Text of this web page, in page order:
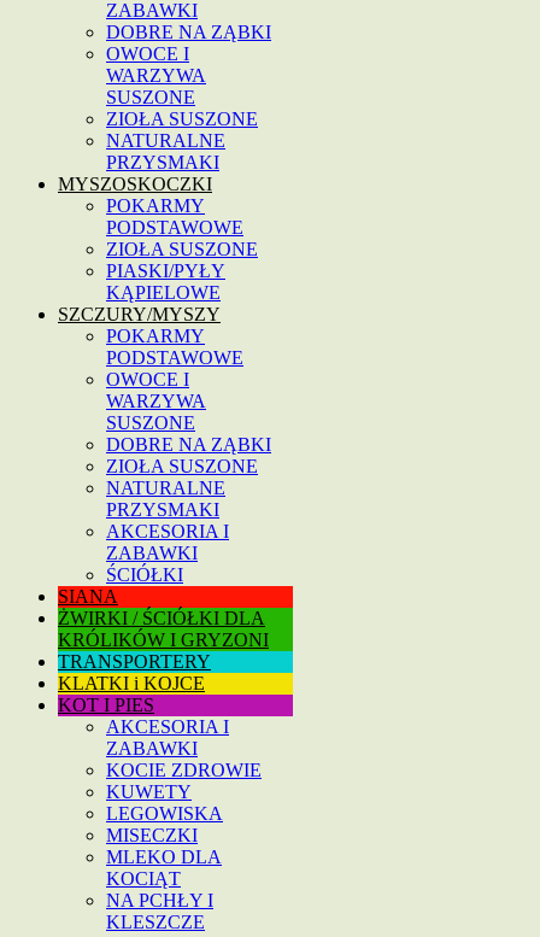
ZABAWKI
DOBRE NA ZĄBKI
OWOCE I
WARZYWA
SUSZONE
ZIOŁA SUSZONE
NATURALNE
PRZYSMAKI
MYSZOSKOCZKI
POKARMY
PODSTAWOWE
ZIOŁA SUSZONE
PIASKI/PYŁY
KĄPIELOWE
SZCZURY/MYSZY
POKARMY
PODSTAWOWE
OWOCE I
WARZYWA
SUSZONE
DOBRE NA ZĄBKI
ZIOŁA SUSZONE
NATURALNE
PRZYSMAKI
AKCESORIA I
ZABAWKI
ŚCIÓŁKI
SIANA
ŻWIRKI / ŚCIÓŁKI DLA
KRÓLIKÓW I GRYZONI
TRANSPORTERY
KLATKI i KOJCE
KOT I PIES
AKCESORIA I
ZABAWKI
KOCIE ZDROWIE
KUWETY
LEGOWISKA
MISECZKI
MLEKO DLA
KOCIĄT
NA PCHŁY I
KLESZCZE